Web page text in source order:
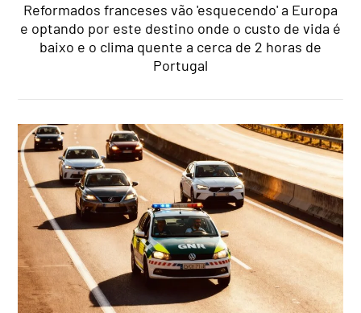
Reformados franceses vão 'esquecendo' a Europa
e optando por este destino onde o custo de vida é
baixo e o clima quente a cerca de 2 horas de
Portugal